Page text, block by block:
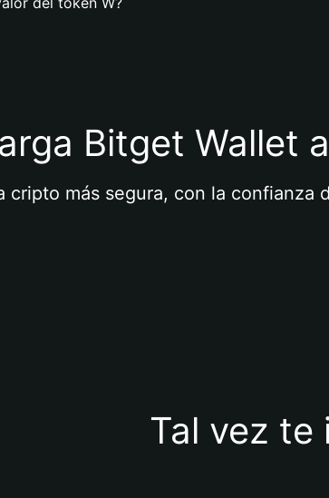
Bitget Wallet
cripto más segura, con la confianza
Tal vez